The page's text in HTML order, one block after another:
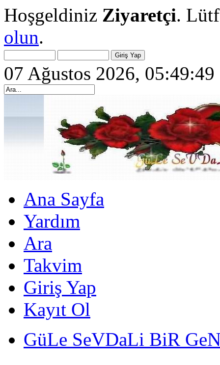
Hoşgeldiniz Ziyaretçi.
olun.
07 Ağustos 2026, 05:49:49
Ana Sayfa
Yardım
Ara
Takvim
Giriş Yap
Kayıt Ol
GüLe SeVDaLi BiR